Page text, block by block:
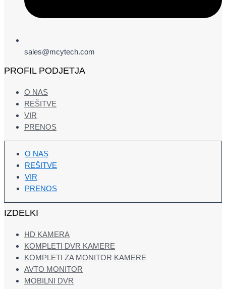
sales@mcytech.com
PROFIL PODJETJA
O NAS
REŠITVE
VIR
PRENOS
O NAS
REŠITVE
VIR
PRENOS
IZDELKI
HD KAMERA
KOMPLETI DVR KAMERE
KOMPLETI ZA MONITOR KAMERE
AVTO MONITOR
MOBILNI DVR